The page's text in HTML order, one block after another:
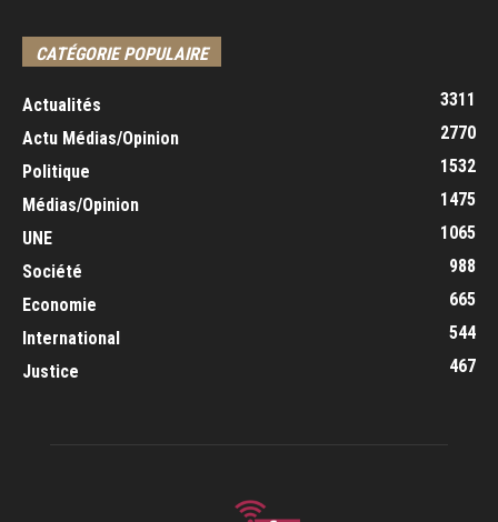
CATÉGORIE POPULAIRE
Actualités
3311
Actu Médias/Opinion
2770
Politique
1532
Médias/Opinion
1475
UNE
1065
Société
988
Economie
665
International
544
Justice
467